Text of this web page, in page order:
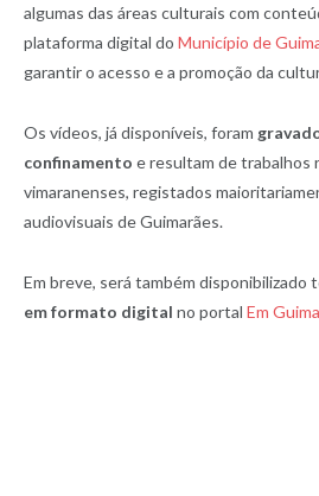
algumas das áreas culturais com
plataforma digital do Município de
garantir o acesso e a promoção da
Os vídeos, já disponíveis, foram
confinamento e resultam de trabalhos
vimaranenses, registados
audiovisuais de Guimarães.
Em breve, será também disponibilizado
em formato digital no portal Em